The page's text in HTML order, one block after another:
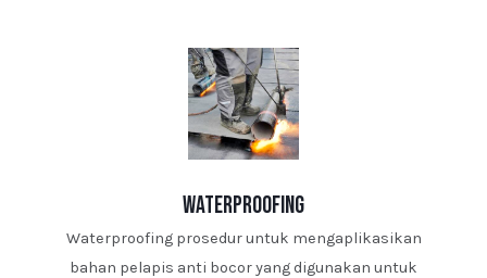
waterproofing
Waterproofing prosedur untuk mengaplikasikan
bahan pelapis anti bocor yang digunakan untuk